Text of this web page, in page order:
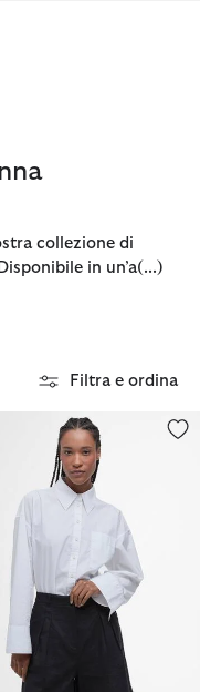
di Accessibilità
collezione di
in un’a(...)
Filtra e ordina
vestibilità
Angela